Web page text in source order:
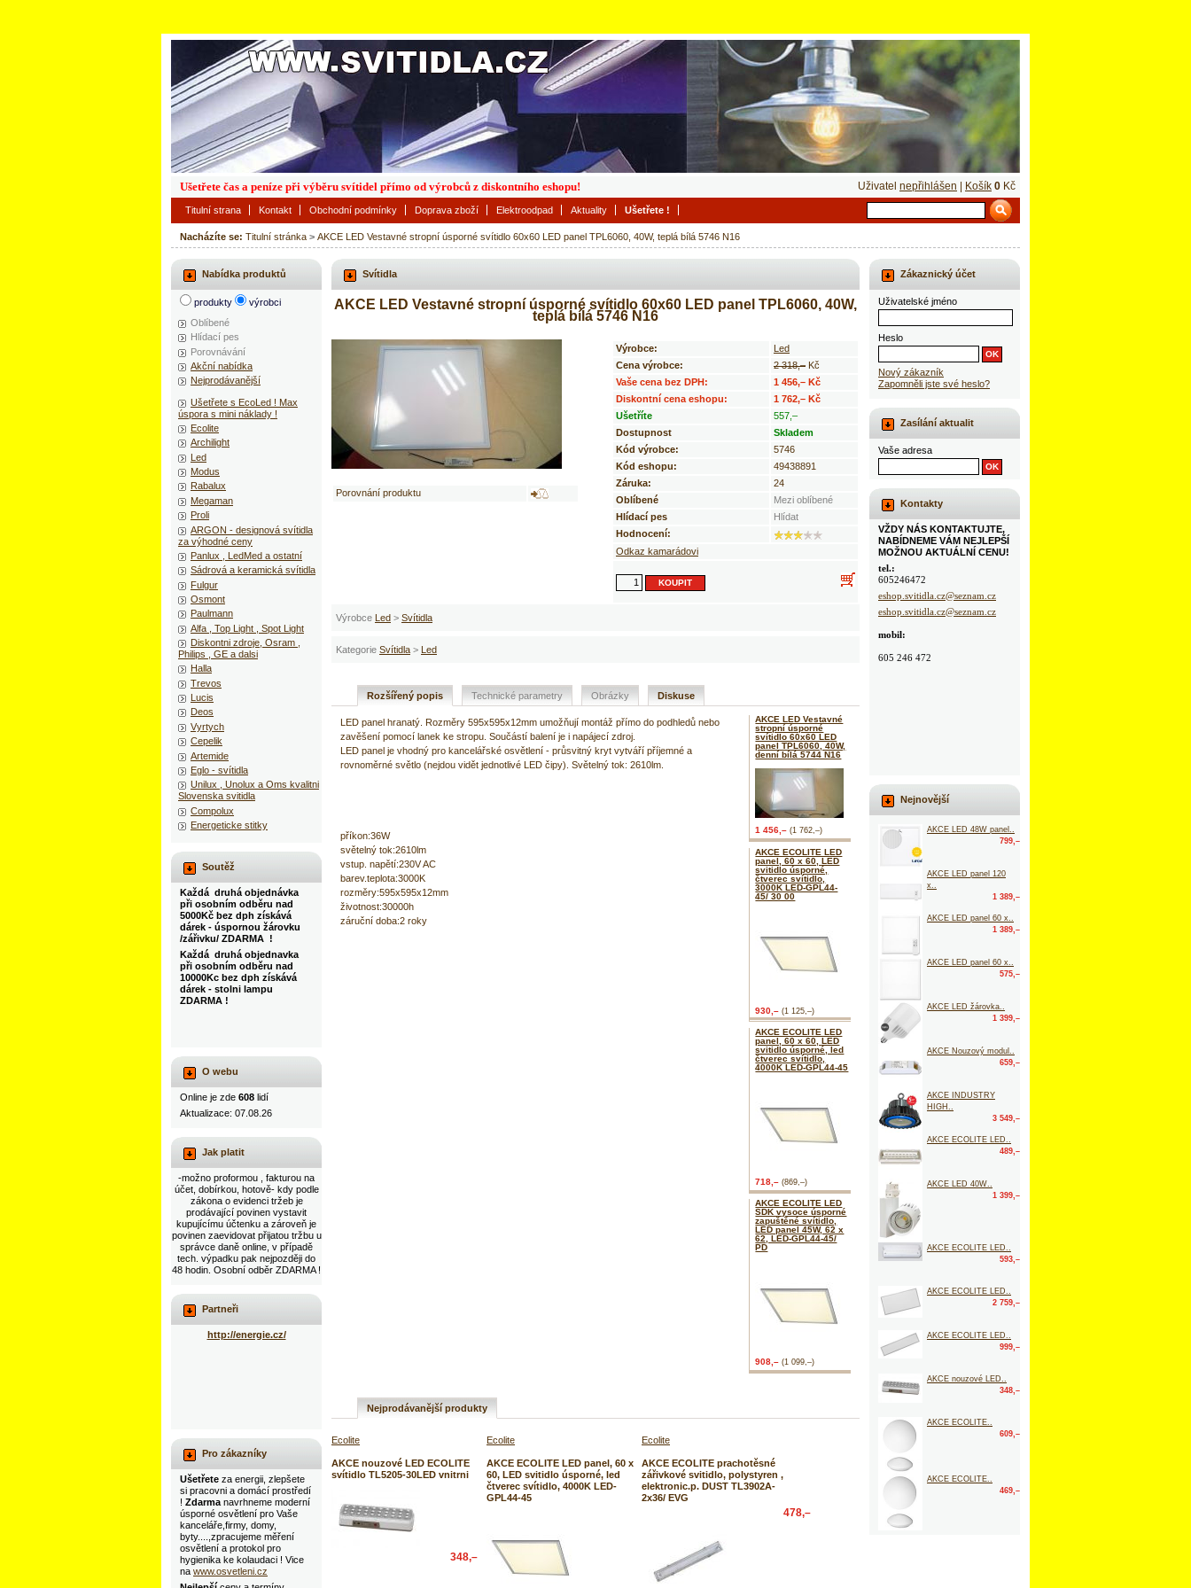
Nacházíte se: Titulní stránka > AKCE LED Vestavné stropní úsporné svítidlo 60x60 LED panel TPL6060, 40W, teplá bílá 5746 N16
Svítidla
AKCE LED Vestavné stropní úsporné svítidlo 60x60 LED panel TPL6060, 40W,
teplá bílá 5746 N16
Výrobce:
Led
Cena výrobce:
2 318,– Kč
Vaše cena bez DPH:
1 456,– Kč
Diskontní cena eshopu:
1 762,– Kč
Ušetříte
557,–
Dostupnost
Skladem
Kód výrobce:
5746
Kód eshopu:
49438891
Záruka:
24
Oblíbené
Mezi oblíbené
Hlídací pes
Hlídat
Hodnocení:
Odkaz kamarádovi
Porovnání produktu
Výrobce Led > Svítidla
Kategorie Svítidla > Led
Rozšířený popis Technické parametry Obrázky Diskuse
AKCE LED Vestavné
stropní úsporné
svítidlo 60x60 LED
panel TPL6060, 40W,
denní bílá 5744 N16
1 456,– (1 762,–)
AKCE ECOLITE LED
panel, 60 x 60, LED
svitidlo úsporné,
čtverec svítidlo,
3000K LED-GPL44-
45/ 30 00
930,– (1 125,–)
AKCE ECOLITE LED
panel, 60 x 60, LED
svitidlo úsporné, led
čtverec svítidlo,
4000K LED-GPL44-45
718,– (869,–)
AKCE ECOLITE LED
SDK vysoce úsporné
zapuštěné svítidlo,
LED panel 45W, 62 x
62, LED-GPL44-45/
PD
908,– (1 099,–)
LED panel hranatý. Rozměry 595x595x12mm umožňují montáž přímo do podhledů nebo
zavěšení pomocí lanek ke stropu. Součástí balení je i napájecí zdroj.
LED panel je vhodný pro kancelářské osvětlení - průsvitný kryt vytváří příjemné a
rovnoměrné světlo (nejdou vidět jednotlivé LED čipy). Světelný tok: 2610lm.
příkon:36W
světelný tok:2610lm
vstup. napětí:230V AC
barev.teplota:3000K
rozměry:595x595x12mm
životnost:30000h
záruční doba:2 roky
Nejprodávanější produkty
Ecolite
AKCE nouzové LED ECOLITE
svítidlo TL5205-30LED vnitrni
348,–
Ecolite
AKCE ECOLITE LED panel, 60 x
60, LED svitidlo úsporné, led
čtverec svítidlo, 4000K LED-
GPL44-45
Ecolite
AKCE ECOLITE prachotěsné
zářivkové svitidlo, polystyren ,
elektronic.p. DUST TL3902A-
2x36/ EVG
478,–
Zákaznický účet
Uživatelské jméno
Heslo
Nový zákazník
Zapomněli jste své heslo?
Zasílání aktualit
Vaše adresa
Kontakty
VŽDY NÁS KONTAKTUJTE,
NABÍDNEME VÁM NEJLEPŠÍ
MOŽNOU AKTUÁLNÍ CENU!
tel.:
605246472
eshop.svitidla.cz@seznam.cz
eshop.svitidla.cz@seznam.cz
mobil:
605 246 472
Nejnovější
AKCE LED 48W panel..
799,–
AKCE LED panel 120
x..
1 389,–
AKCE LED panel 60 x..
1 389,–
AKCE LED panel 60 x..
575,–
AKCE LED žárovka..
1 399,–
AKCE Nouzový modul..
659,–
AKCE INDUSTRY
HIGH..
3 549,–
AKCE ECOLITE LED..
489,–
AKCE LED 40W..
1 399,–
AKCE ECOLITE LED..
593,–
AKCE ECOLITE LED..
2 759,–
AKCE ECOLITE LED..
999,–
AKCE nouzové LED..
348,–
AKCE ECOLITE..
609,–
AKCE ECOLITE..
469,–
Nabídka produktů
produkty
výrobci
Oblíbené
Hlídací pes
Porovnávání
Akční nabídka
Nejprodávanější
Ušetřete s EcoLed ! Max
úspora s mini náklady !
Ecolite
Archilight
Led
Modus
Rabalux
Megaman
Proli
ARGON - designová svítidla
za výhodné ceny
Panlux , LedMed a ostatní
Sádrová a keramická svítidla
Fulgur
Osmont
Paulmann
Alfa , Top Light , Spot Light
Diskontni zdroje, Osram ,
Philips , GE a dalsi
Halla
Trevos
Lucis
Deos
Vyrtych
Cepelik
Artemide
Eglo - svítidla
Unilux , Unolux a Oms kvalitni
Slovenska svitidla
Compolux
Energeticke stitky
Soutěž
Každá druhá objednávka
při osobním odběru nad
5000Kč bez dph získává
dárek - úspornou žárovku
/zářivku/ ZDARMA !
Každá druhá objednavka
při osobním odběru nad
10000Kc bez dph získává
dárek - stolni lampu
ZDARMA !
O webu
Online je zde 608 lidí
Aktualizace: 07.08.26
Jak platit
-možno proformou , fakturou na
účet, dobírkou, hotově- kdy podle
zákona o evidenci tržeb je
prodávající povinen vystavit
kupujícímu účtenku a zároveň je
povinen zaevidovat přijatou tržbu u
správce daně online, v případě
tech. výpadku pak nejpozději do
48 hodin. Osobní odběr ZDARMA !
Partneři
http://energie.cz/
Pro zákazníky
Ušetřete za energii, zlepšete
si pracovni a domácí prostředí
! Zdarma navrhneme moderní
úsporné osvětlení pro Vaše
kanceláře,firmy, domy,
byty....,zpracujeme měření
osvětlení a protokol pro
hygienika ke kolaudaci ! Vice
na www.osvetleni.cz
Titulní strana Kontakt Obchodní podmínky Doprava zboží Elektroodpad Aktuality Ušetřete !
Ušetřete čas a peníze při výběru svítidel přímo od výrobců z diskontního eshopu! Uživatel nepřihlášen Košík 0 Kč